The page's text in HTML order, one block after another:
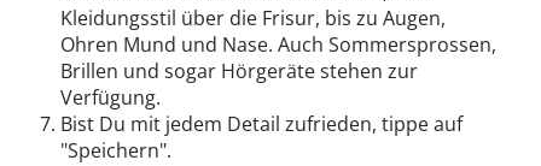
Kleidungsstil über die Frisur, bis zu Augen,
Ohren Mund und Nase. Auch Sommersprossen,
Brillen und sogar Hörgeräte stehen zur
Verfügung.
Bist Du mit jedem Detail zufrieden, tippe auf
"Speichern".